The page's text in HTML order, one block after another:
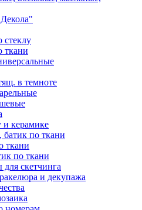
стеклу
ткани
в темноте
и керамике
по ткани
ткани
по ткани
скетчинга
и декупажа